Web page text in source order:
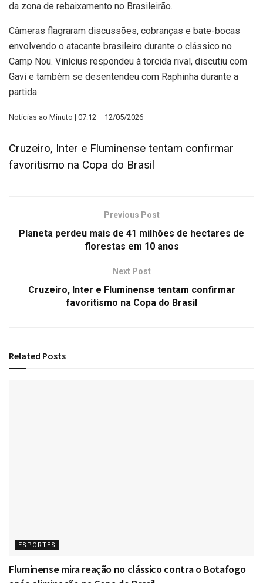
da zona de rebaixamento no Brasileirão.
Câmeras flagraram discussões, cobranças e bate-bocas
envolvendo o atacante brasileiro durante o clássico no
Camp Nou. Vinícius respondeu à torcida rival, discutiu com
Gavi e também se desentendeu com Raphinha durante a
partida
Notícias ao Minuto | 07:12 – 12/05/2026
Cruzeiro, Inter e Fluminense tentam confirmar
favoritismo na Copa do Brasil
Previous Post
Planeta perdeu mais de 41 milhões de hectares de
florestas em 10 anos
Next Post
Cruzeiro, Inter e Fluminense tentam confirmar
favoritismo na Copa do Brasil
Related Posts
ESPORTES
Fluminense mira reação no clássico contra o Botafogo